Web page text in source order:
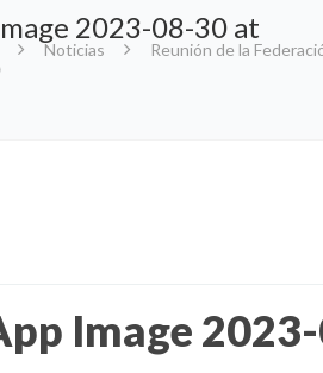
2023-08-30 at
Noticias Reunión de la
Image